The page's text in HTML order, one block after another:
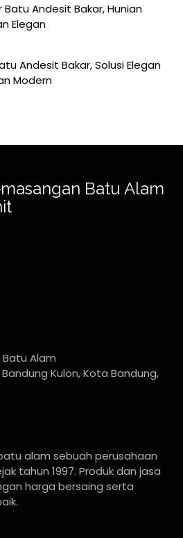
Andesit Bakar, Hunian
Elegan
Andesit Bakar, Solusi Elegan
Modern
Batu Alam
Alam
Bandung Kulon, Kota Bandung,
alam sebuah perusahaan
tahun 1997. Produk dan jasa
harga bersaing serta